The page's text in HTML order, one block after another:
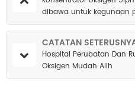
dibawa untuk kegunaan
CATATAN
Hospital Perubatan Dan
Oksigen Mudah Alih